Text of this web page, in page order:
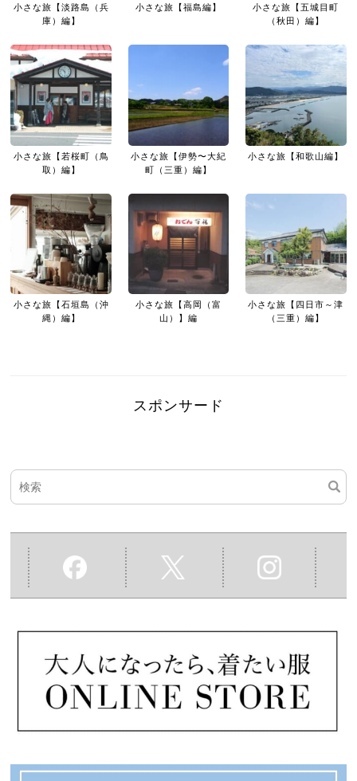
小さな旅【淡路島（兵
庫）編】
小さな旅【福島編】
小さな旅【五城目町
（秋田）編】
小さな旅【若桜町（鳥
取）編】
小さな旅【伊勢〜大紀
町（三重）編】
小さな旅【和歌山編】
小さな旅【石垣島（沖
縄）編】
小さな旅【高岡（富
山）】編
小さな旅【四日市～津
（三重）編】
スポンサード